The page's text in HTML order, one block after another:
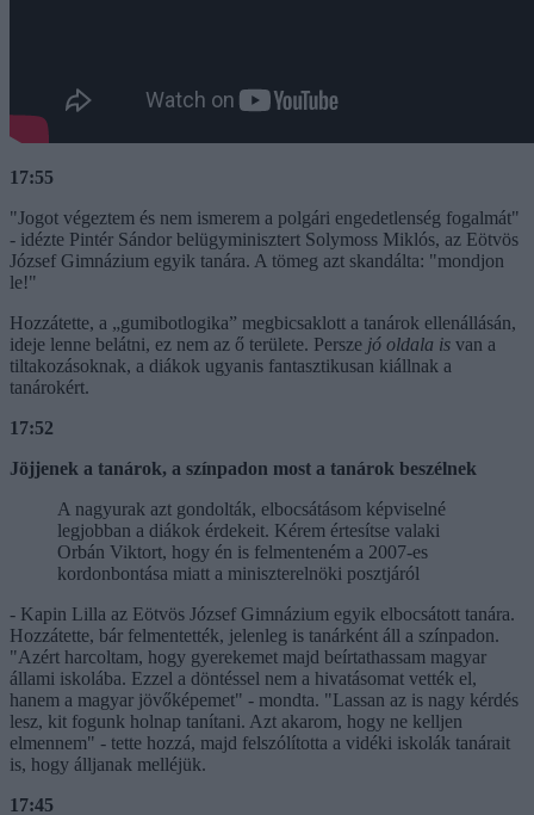
17:55
"Jogot végeztem és nem ismerem a polgári engedetlenség fogalmát"
- idézte Pintér Sándor belügyminisztert Solymoss Miklós, az Eötvös
József Gimnázium egyik tanára. A tömeg azt skandálta: "mondjon
le!"
Hozzátette, a „gumibotlogika” megbicsaklott a tanárok ellenállásán,
ideje lenne belátni, ez nem az ő területe. Persze jó oldala is van a
tiltakozásoknak, a diákok ugyanis fantasztikusan kiállnak a
tanárokért.
17:52
Jöjjenek a tanárok, a színpadon most a tanárok beszélnek
A nagyurak azt gondolták, elbocsátásom képviselné
legjobban a diákok érdekeit. Kérem értesítse valaki
Orbán Viktort, hogy én is felmenteném a 2007-es
kordonbontása miatt a miniszterelnöki posztjáról
- Kapin Lilla az Eötvös József Gimnázium egyik elbocsátott tanára.
Hozzátette, bár felmentették, jelenleg is tanárként áll a színpadon.
"Azért harcoltam, hogy gyerekemet majd beírtathassam magyar
állami iskolába. Ezzel a döntéssel nem a hivatásomat vették el,
hanem a magyar jövőképemet" - mondta. "Lassan az is nagy kérdés
lesz, kit fogunk holnap tanítani. Azt akarom, hogy ne kelljen
elmennem" - tette hozzá, majd felszólította a vidéki iskolák tanárait
is, hogy álljanak melléjük.
17:45